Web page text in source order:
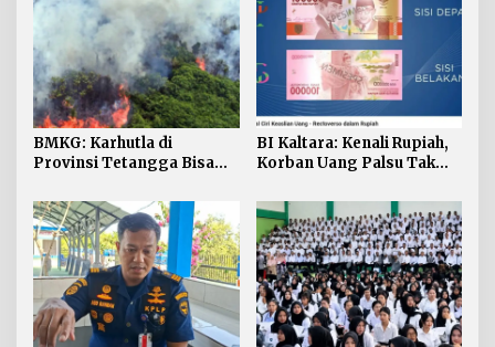
BMKG: Karhutla di
Provinsi Tetangga Bisa
Kaltara
BI Kaltara: Kenali Rupiah,
Korban Uang Palsu Tak